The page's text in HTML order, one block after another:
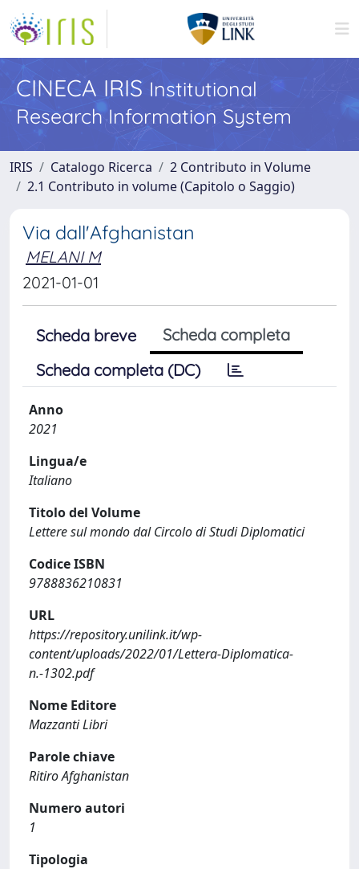
CINECA IRIS Institutional
Research Information System
IRIS Catalogo Ricerca
2 Contributo in Volume
2.1 Contributo in volume (Capitolo o Saggio)
Via dall'Afghanistan
MELANI M
2021-01-01
Scheda breve
Scheda completa
Scheda completa (DC)
Anno
2021
Lingua/e
Italiano
Titolo del Volume
Lettere sul mondo dal Circolo di Studi Diplomatici
Codice ISBN
9788836210831
URL
https://repository.unilink.it/wp-
content/uploads/2022/01/Lettera-Diplomatica-
n.-1302.pdf
Nome Editore
Mazzanti Libri
Parole chiave
Ritiro Afghanistan
Numero autori
1
Tipologia